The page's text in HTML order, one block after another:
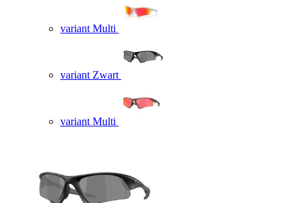
variant Multi
variant Zwart
variant Multi